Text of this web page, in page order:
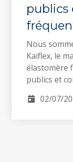
publics
Nous
Kaiflex, le
élastomère
publics et
02/07/